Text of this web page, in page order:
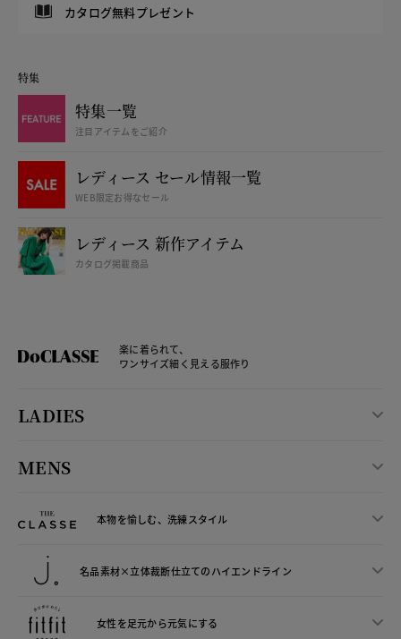
カタログ無料プレゼント
特集
特集一覧
注目アイテムをご紹介
レディース セール情報一覧
WEB限定お得なセール
レディース 新作アイテム
カタログ掲載商品
楽に着られて、
ワンサイズ細く見える服作り
LADIES
MENS
本物を愉しむ、洗練スタイル
名品素材×立体裁断仕立てのハイエンドライン
女性を足元から元気にする